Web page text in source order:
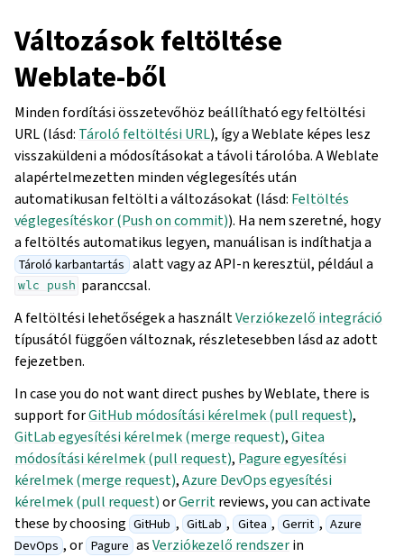
Változások feltöltése
Weblate-ből
Minden fordítási összetevőhöz beállítható egy feltöltési
URL (lásd: Tároló feltöltési URL), így a Weblate képes lesz
visszaküldeni a módosításokat a távoli tárolóba. A Weblate
alapértelmezetten minden véglegesítés után
automatikusan feltölti a változásokat (lásd: Feltöltés
véglegesítéskor (Push on commit)). Ha nem szeretné, hogy
a feltöltés automatikus legyen, manuálisan is indíthatja a
Tároló karbantartás alatt vagy az API-n keresztül, például a
wlc push paranccsal.
A feltöltési lehetőségek a használtVerziókezelő integráció
típusától függően változnak, részletesebben lásd az adott
fejezetben.
In case you do not want direct pushes by Weblate, there is
support forGitHub módosítási kérelmek (pull request),
GitLab egyesítési kérelmek (merge request),Gitea
módosítási kérelmek (pull request), Pagure egyesítési
kérelmek (merge request),Azure DevOps egyesítési
kérelmek (pull request)orGerritreviews, you can activate
these by choosing GitHub , GitLab , Gitea , Gerrit , Azure
DevOps , or Pagure asVerziókezelő rendszerin